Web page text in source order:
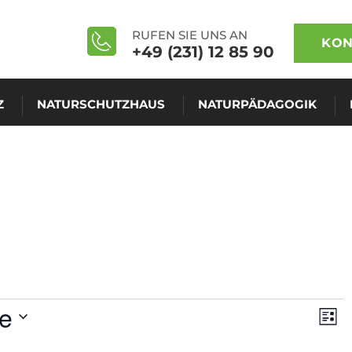
RUFEN SIE UNS AN
+49 (231) 12 85 90
NATURSCHUTZHAUS NATURPÄDAGOGIK
Liste